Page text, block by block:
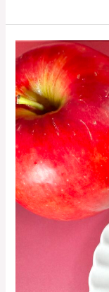
限
定
販
売
の
パ
ス
テ
ル・
デ・